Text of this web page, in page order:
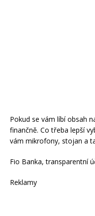
Pokud se vám líbí obsah
finančně. Co třeba lepší
vám mikrofony, stojan a
Fio Banka, transparentní
Reklamy